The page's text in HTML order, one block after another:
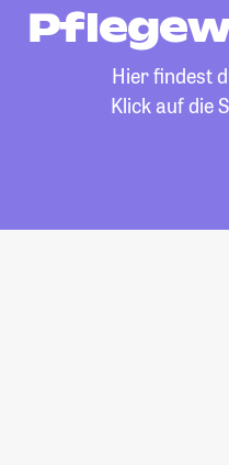
Hier findest
Klick auf die